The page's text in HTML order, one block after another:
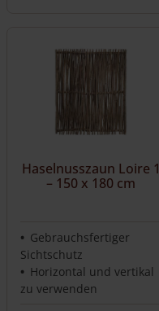
Haselnusszaun Loire 1
– 150 x 180 cm
Gebrauchsfertiger
Sichtschutz
Horizontal und vertikal
zu verwenden